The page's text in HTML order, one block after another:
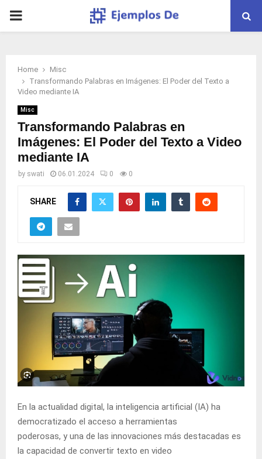
PRIMARY
Home
Misc
Transformando Palabras en Imágenes: El Poder del Texto a
Video mediante IA
Misc
Transformando Palabras en
Imágenes: El Poder del Texto a Video
mediante IA
by swati 06.01.2024 0 0
SHARE
En la actualidad digital, la inteligencia artificial (IA) ha
democratizado el acceso a herramientas
poderosas, y una de las innovaciones más destacadas es
la capacidad de convertir texto en video